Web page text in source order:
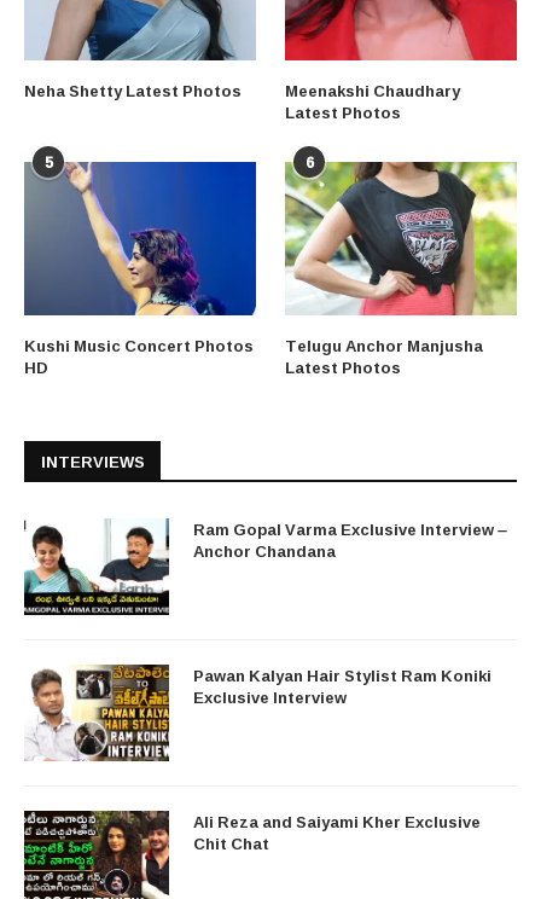
Neha Shetty Latest Photos Meenakshi Chaudhary
Latest Photos
5
Kushi Music Concert Photos
HD
6
Telugu Anchor Manjusha
Latest Photos
INTERVIEWS
Ram Gopal Varma Exclusive Interview –
Anchor Chandana
Pawan Kalyan Hair Stylist Ram Koniki
Exclusive Interview
Ali Reza and Saiyami Kher Exclusive
Chit Chat